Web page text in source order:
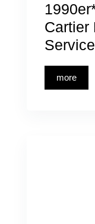
Cartier
more